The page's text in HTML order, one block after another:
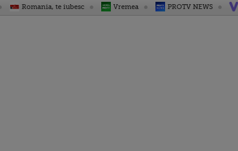
Romania, te iubesc Vremea PROTV NEWS